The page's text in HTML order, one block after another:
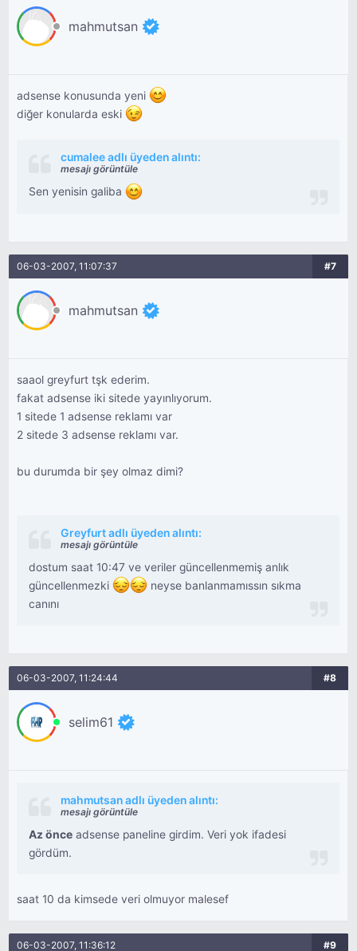
mahmutsan
adsense konusunda yeni
diğer konularda eski
cumalee adlı üyeden alıntı:
mesajı görüntüle
Sen yenisin galiba
06-03-2007, 11:07:37 #7
mahmutsan
saaol greyfurt tşk ederim.
fakat adsense iki sitede yayınlıyorum.
1 sitede 1 adsense reklamı var
2 sitede 3 adsense reklamı var.
bu durumda bir şey olmaz dimi?
Greyfurt adlı üyeden alıntı:
mesajı görüntüle
dostum saat 10:47 ve veriler güncellenmemiş anlık
güncellenmezki
neyse banlanmamıssın sıkma
canını
06-03-2007, 11:24:44 #8
selim61
mahmutsan adlı üyeden alıntı:
mesajı görüntüle
Az önce adsense paneline girdim. Veri yok ifadesi
gördüm.
saat 10 da kimsede veri olmuyor malesef
06-03-2007, 11:36:12 #9